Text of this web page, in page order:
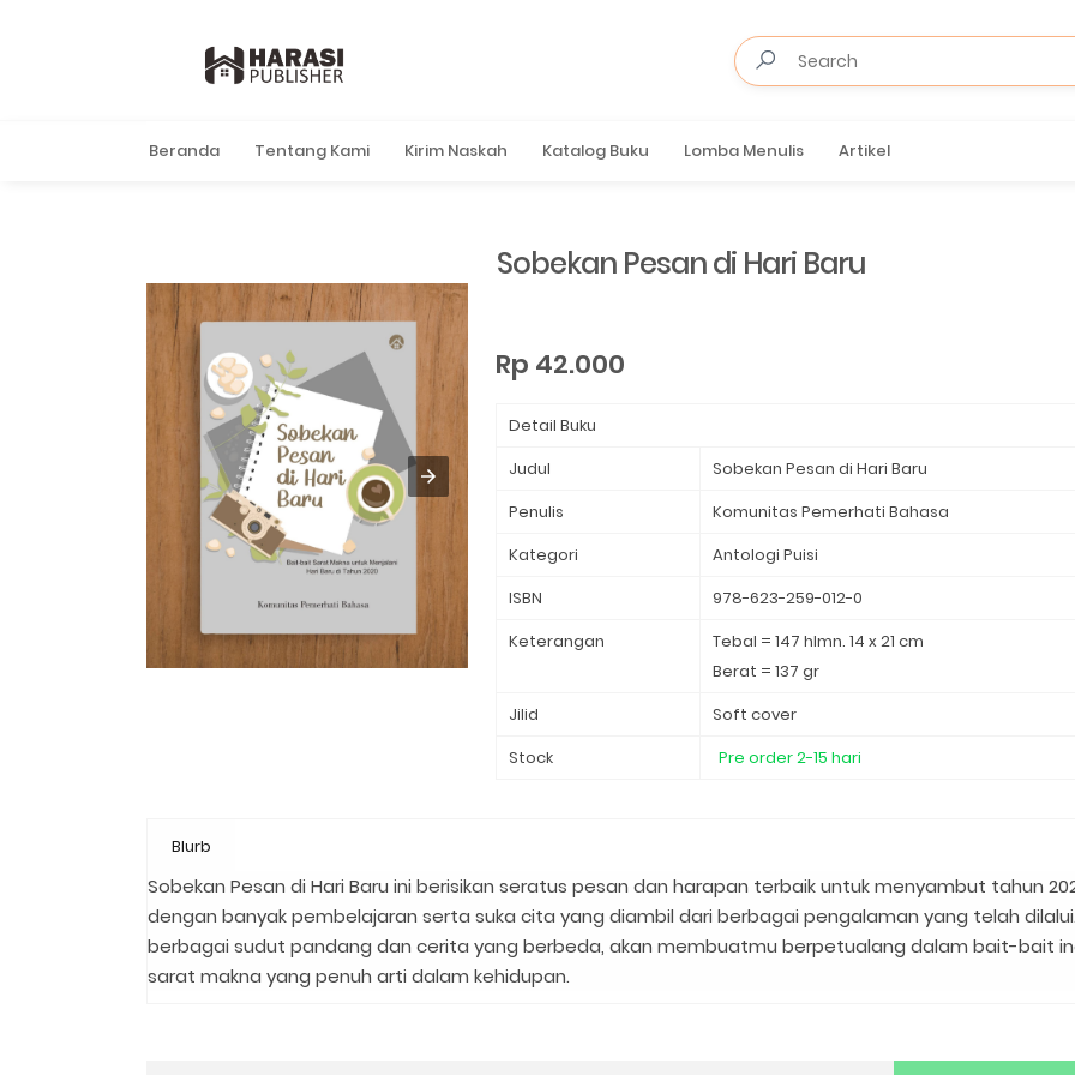
Beranda Tentang Kami Kirim Naskah Katalog Buku Lomba Menulis Artikel
Sobekan Pesan di Hari Baru
Rp 42.000
Detail Buku
Judul
Sobekan Pesan di Hari Baru
Penulis
Komunitas Pemerhati Bahasa
Kategori
Antologi Puisi
ISBN
978-623-259-012-0
Keterangan
Tebal = 147 hlmn. 14 x 21 cm
Berat = 137 gr
Jilid
Soft cover
Stock
Pre order 2-15 hari
Blurb
Sobekan Pesan di Hari Baru ini berisikan seratus pesan dan harapan terbaik untuk menyambut tahun
dengan banyak pembelajaran serta suka cita yang diambil dari berbagai pengalaman yang telah
berbagai sudut pandang dan cerita yang berbeda, akan membuatmu berpetualang dalam bait-bait
sarat makna yang penuh arti dalam kehidupan.